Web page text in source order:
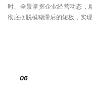
时、全景掌握企业经营动态，
彻底摆脱模糊滞后的短板，实
06